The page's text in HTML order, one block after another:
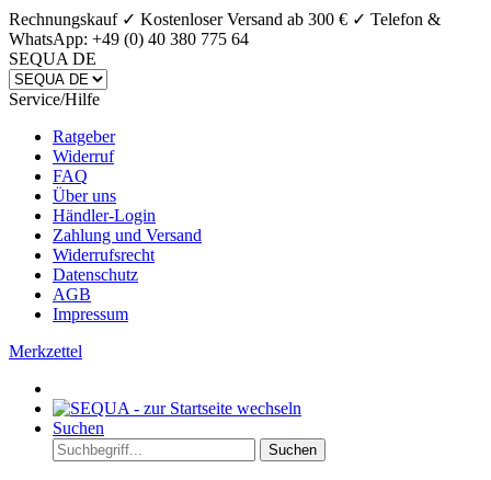
Rechnungskauf ✓ Kostenloser Versand ab 300 € ✓ Telefon &
WhatsApp: +49 (0) 40 380 775 64
SEQUA DE
Service/Hilfe
Ratgeber
Widerruf
FAQ
Über uns
Händler-Login
Zahlung und Versand
Widerrufsrecht
Datenschutz
AGB
Impressum
Merkzettel
Suchen
Suchen